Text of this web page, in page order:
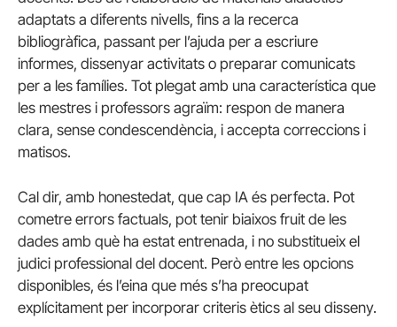
adaptats a diferents nivells, fins a la recerca
bibliogràfica, passant per l’ajuda per a escriure
informes, dissenyar activitats o preparar comunicats
per a les famílies. Tot plegat amb una característica que
les mestres i professors agraïm: respon de manera
clara, sense condescendència, i accepta correccions i
matisos.
Cal dir, amb honestedat, que cap IA és perfecta. Pot
cometre errors factuals, pot tenir biaixos fruit de les
dades amb què ha estat entrenada, i no substitueix el
judici professional del docent. Però entre les opcions
disponibles, és l’eina que més s’ha preocupat
explícitament per incorporar criteris ètics al seu disseny.